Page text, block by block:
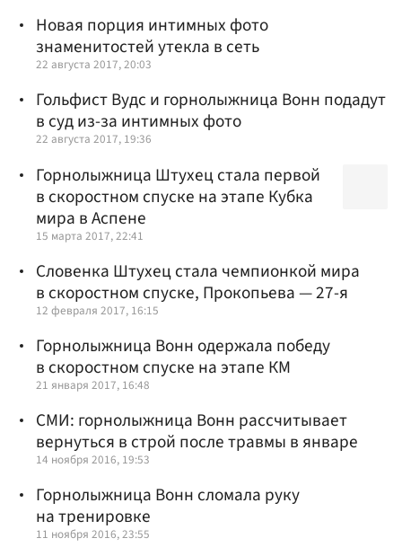
Новая порция интимных фото
знаменитостей утекла в сеть
22 августа 2017, 20:03
Гольфист Вудс и горнолыжница Вонн подадут
в суд из-за интимных фото
22 августа 2017, 19:36
Горнолыжница Штухец стала первой
в скоростном спуске на этапе Кубка
мира в Аспене
15 марта 2017, 22:41
Словенка Штухец стала чемпионкой мира
в скоростном спуске, Прокопьева — 27-я
12 февраля 2017, 16:15
Горнолыжница Вонн одержала победу
в скоростном спуске на этапе КМ
21 января 2017, 16:48
СМИ: горнолыжница Вонн рассчитывает
вернуться в строй после травмы в январе
14 ноября 2016, 19:53
Горнолыжница Вонн сломала руку
на тренировке
11 ноября 2016, 23:55